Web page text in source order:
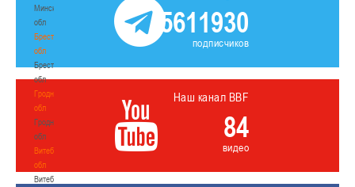
Минская
обл
Брестская
обл
Брестская
обл
Гродненская
обл
Гродненская
обл
Витебская
обл
Витебская
5611930
подписчиков
Наш канал BBF
84
видео